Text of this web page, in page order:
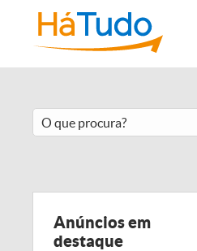
Anúncios em
destaque